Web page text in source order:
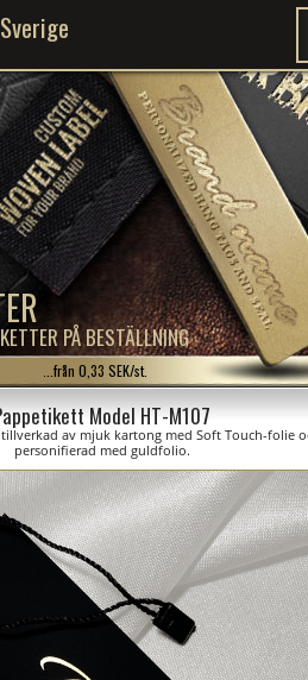
PÅ BESTÄLLNING
...från 0,33 SEK/st.
Model HT-M107
av mjuk kartong med Soft Touch-folie
personifierad med guldfolio.